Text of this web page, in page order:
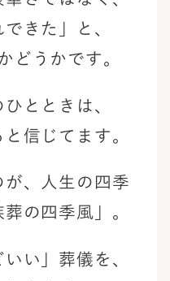
きた」と、
どうかです。
とときは、
信じてます。
、
人生の四季
の四季風」。
い」葬儀を、